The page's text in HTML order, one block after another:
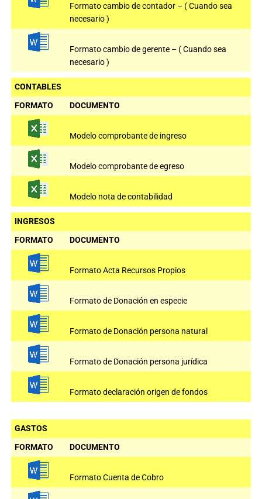
Formato cambio de contador – ( Cuando sea
necesario )
Formato cambio de gerente – ( Cuando sea
necesario )
CONTABLES
FORMATO
DOCUMENTO
Modelo comprobante de ingreso
Modelo comprobante de egreso
Modelo nota de contabilidad
INGRESOS
FORMATO
DOCUMENTO
Formato Acta Recursos Propios
Formato de Donación en especie
Formato de Donación persona natural
Formato de Donación persona jurídica
Formato declaración origen de fondos
GASTOS
FORMATO
DOCUMENTO
Formato Cuenta de Cobro